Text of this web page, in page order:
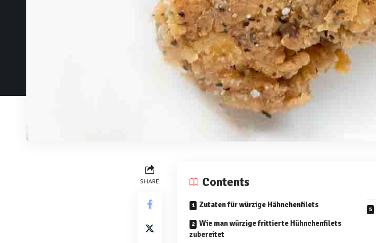
SHARE Contents
Zutaten für würzige Hähnchenfilets
Wie man würzige frittierte Hühnchenfilets
zubereitet